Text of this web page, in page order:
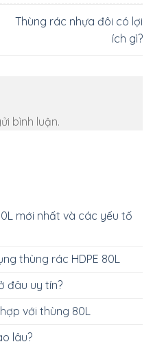
Thùng rác nhựa đôi có lợi
ích gì?
bình luận.
mới nhất và các yếu tố
thùng rác HDPE 80L
đâu uy tín?
với thùng 80L
lâu?